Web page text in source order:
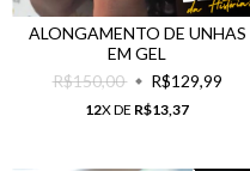
ALONGAMENTO DE UNHAS
EM GEL
R$150,00
R$129,99
12X DE R$13,37